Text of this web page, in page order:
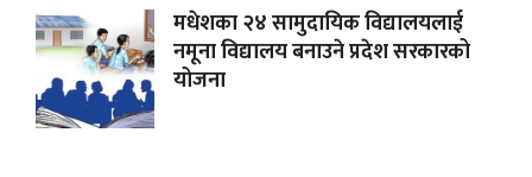
मधेशका २४ सामुदायिक विद्यालयलाई
नमूना विद्यालय बनाउने प्रदेश सरकारको
योजना